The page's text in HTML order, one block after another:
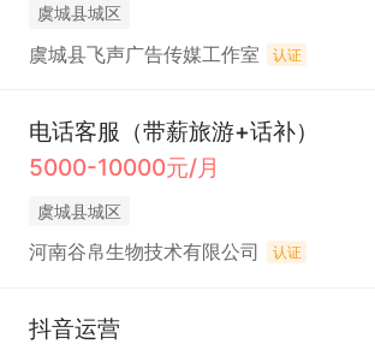
虞城县城区
虞城县飞声广告传媒工作室 认证
电话客服（带薪旅游+话补）
5000-10000元/月
虞城县城区
河南谷帛生物技术有限公司 认证
抖音运营